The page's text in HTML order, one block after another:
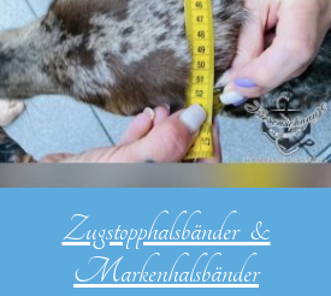
Zugstopphalsbänder &
Markenhalsbänder